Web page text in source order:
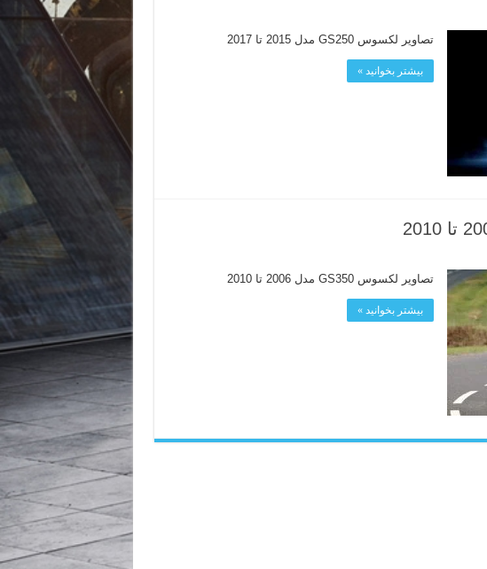
تصاویر لکسوس GS250 مدل 2015 تا 2017
بیشتر بخوانید »
تصاویر لکسوس GS350 مدل 2006 تا 2010
بیشتر بخوانید »